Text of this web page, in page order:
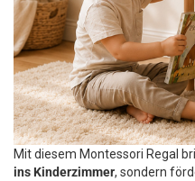
Mit diesem Montessori Regal
ins Kinderzimmer, sondern